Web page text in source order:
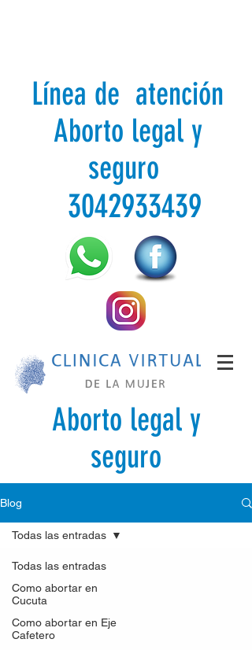
Línea de atención
Aborto legal y
seguro
3042933439
Aborto legal y
seguro
Blog
Todas las entradas
Como abortar en
Cucuta
Como abortar en Eje
Cafetero
Todas las entradas